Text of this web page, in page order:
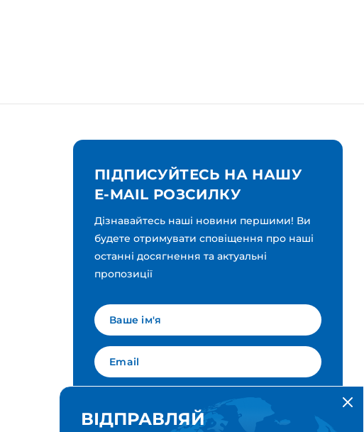
ПІДПИСУЙТЕСЬ НА НАШУ
E-MAIL РОЗСИЛКУ
Дізнавайтесь наші новини першими! Ви
будете отримувати сповіщення про наші
останні досягнення та актуальні
пропозиції
Мова для вашої розсилки Українська
ВІДПРАВЛЯЙ